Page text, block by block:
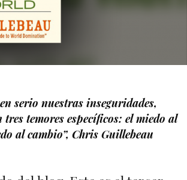
serio nuestras inseguridades,
temores específicos: el miedo al
al cambio”, Chris Guillebeau